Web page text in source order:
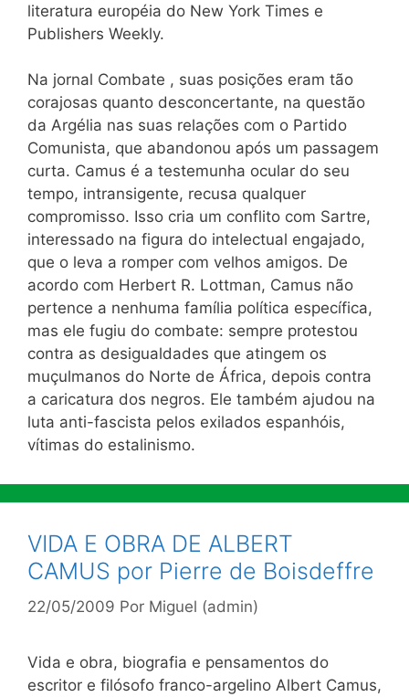
literatura européia do New York Times e
Publishers Weekly.
Na jornal Combate , suas posições eram tão
corajosas quanto desconcertante, na questão
da Argélia nas suas relações com o Partido
Comunista, que abandonou após um passagem
curta. Camus é a testemunha ocular do seu
tempo, intransigente, recusa qualquer
compromisso. Isso cria um conflito com Sartre,
interessado na figura do intelectual engajado,
que o leva a romper com velhos amigos. De
acordo com Herbert R. Lottman, Camus não
pertence a nenhuma família política específica,
mas ele fugiu do combate: sempre protestou
contra as desigualdades que atingem os
muçulmanos do Norte de África, depois contra
a caricatura dos negros. Ele também ajudou na
luta anti-fascista pelos exilados espanhóis,
vítimas do estalinismo.
VIDA E OBRA DE ALBERT
CAMUS por Pierre de Boisdeffre
22/05/2009 Por Miguel (admin)
Vida e obra, biografia e pensamentos do
escritor e filósofo franco-argelino Albert Camus,